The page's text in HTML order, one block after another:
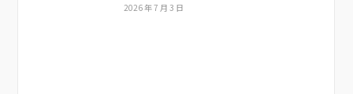
2026 年 7 月 3 日